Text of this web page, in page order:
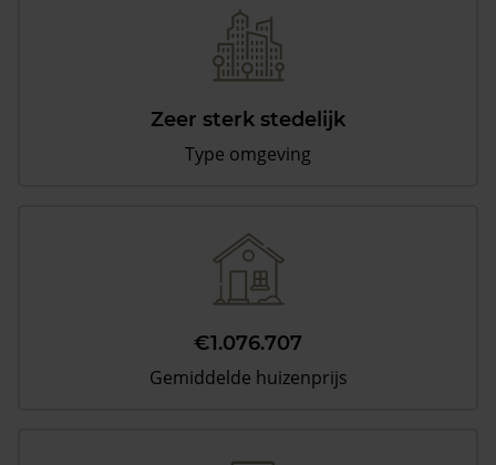
Zeer sterk stedelijk
Type omgeving
€1.076.707
Gemiddelde huizenprijs